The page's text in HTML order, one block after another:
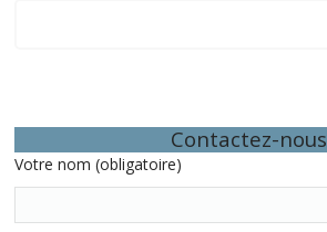
Contactez-nous
Votre nom (obligatoire)